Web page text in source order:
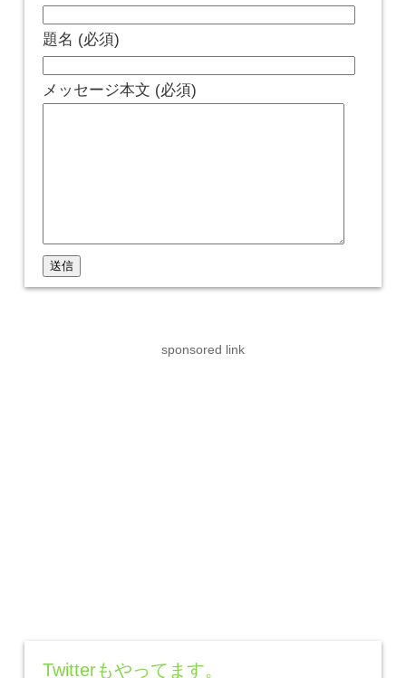
題名 (必須)
メッセージ本文 (必須)
sponsored link
Twitterもやってます。